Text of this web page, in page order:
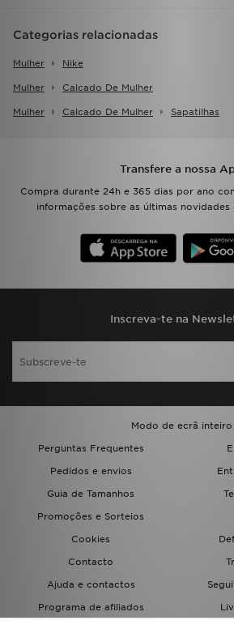
Categorias relacionadas
Mulher Nike
Mulher Calcado De Mulher
Mulher Calcado De Mulher Sapatilhas
Transfere a nossa
Compra durante 24h e 365 dias por ano
informações sobre as últimas novidades
Inscreva-te na
Modo de ecrã inteiro
Perguntas Frequentes
Pedidos e envios
Guia de Tamanhos
Promoções e Sorteios
Cookies
Contacto
Ajuda e contactos
Programa de afiliados